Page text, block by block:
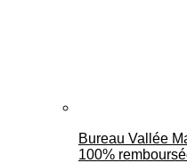
Bureau Vallée
100%